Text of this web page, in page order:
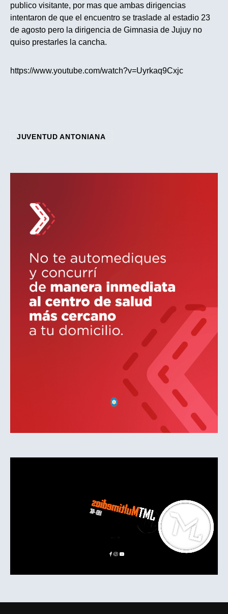
publico visitante, por mas que ambas dirigencias
intentaron de que el encuentro se traslade al estadio 23
de agosto pero la dirigencia de Gimnasia de Jujuy no
quiso prestarles la cancha.
https://www.youtube.com/watch?v=Uyrkaq9Cxjc
JUVENTUD ANTONIANA